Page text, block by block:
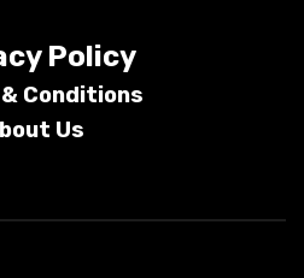
Policy
Conditions
Us